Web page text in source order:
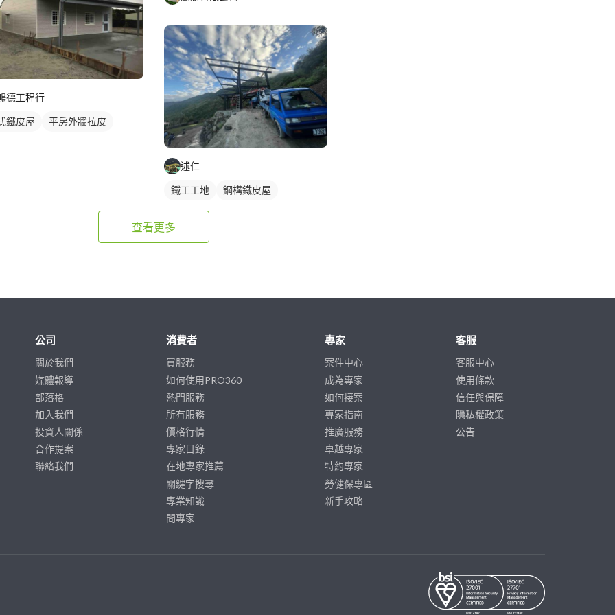
德工程行
鐵皮屋
平房外牆拉皮
述仁
鐵工工地 鋼構鐵皮屋
查看更多
公司
關於我們
媒體報導
部落格
加入我們
投資人關係
合作提案
聯絡我們
消費者
買服務
如何使用PRO360
熱門服務
所有服務
價格行情
專家目錄
在地專家推薦
關鍵字搜尋
專業知識
問專家
專家
案件中心
成為專家
如何接案
專家指南
推廣服務
卓越專家
特約專家
勞健保專區
新手攻略
客服
客服中心
使用條款
信任與保障
隱私權政策
公告